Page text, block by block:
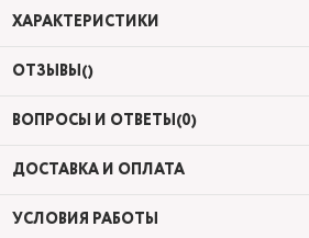
ХАРАКТЕРИСТИКИ
ОТЗЫВЫ()
ВОПРОСЫ И ОТВЕТЫ(0)
ДОСТАВКА И ОПЛАТА
УСЛОВИЯ РАБОТЫ